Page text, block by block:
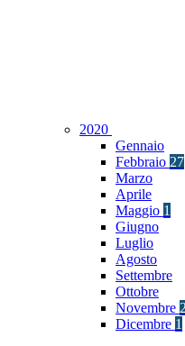
2020
Gennaio
Febbraio 27
Marzo
Aprile
Maggio 1
Giugno
Luglio
Agosto
Settembre
Ottobre
Novembre
Dicembre 1